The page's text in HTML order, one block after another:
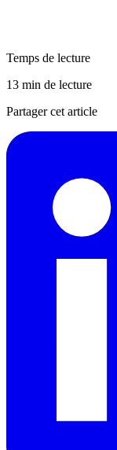
Temps de lecture
13 min de lecture
Partager cet article